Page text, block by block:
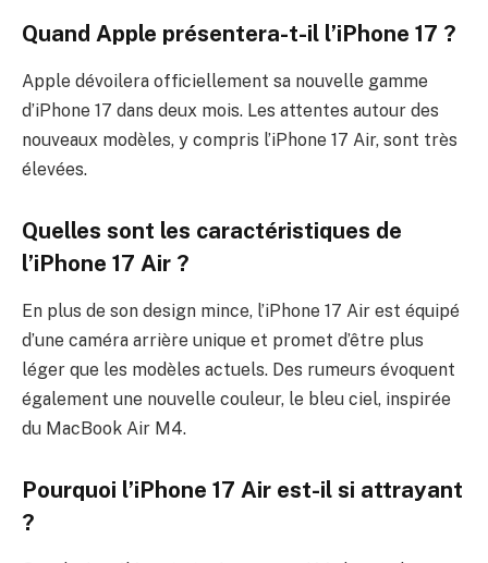
Quand Apple présentera-t-il l’iPhone 17 ?
Apple dévoilera officiellement sa nouvelle gamme
d’iPhone 17 dans deux mois. Les attentes autour des
nouveaux modèles, y compris l’iPhone 17 Air, sont très
élevées.
Quelles sont les caractéristiques de
l’iPhone 17 Air ?
En plus de son design mince, l’iPhone 17 Air est équipé
d’une caméra arrière unique et promet d’être plus
léger que les modèles actuels. Des rumeurs évoquent
également une nouvelle couleur, le bleu ciel, inspirée
du MacBook Air M4.
Pourquoi l’iPhone 17 Air est-il si attrayant
?